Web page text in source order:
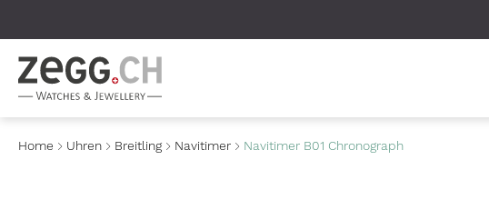
Home Uhren Breitling Navitimer Navitimer B01 Chronograph